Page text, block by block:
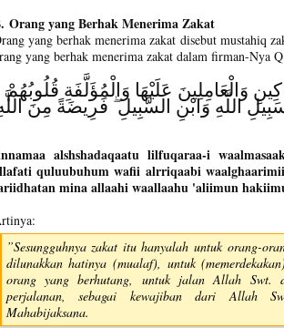
Orang yang Berhak Menerima Zakat
yang berhak menerima zakat disebut mustahiq
yang berhak menerima zakat dalam firman-Nya
وَالْعَامِلِينَ عَلَيْهَا وَالْمُؤَلَّفَةِ قُلُوبُهُمْ
اللَّهِ وَابْنِ السَّبِيلِ ۖ فَرِيضَةً مِنَ
alshshadaqaatu lilfuqaraa-i
quluubuhum wafii alrriqaabi
mina allaahi waallaahu 'aliimun
”Sesungguhnya zakat itu hanyalah untuk orang-
dilunakkan hatinya (mualaf), untuk
orang yang berhutang, untuk jalan Allah Swt.
perjalanan, sebagai kewajiban dari Allah
Mahabijaksana.